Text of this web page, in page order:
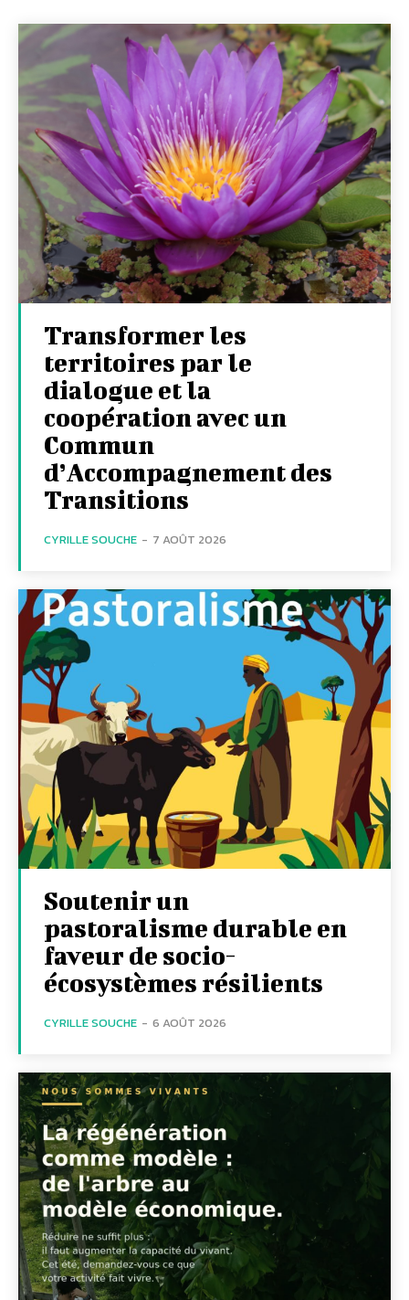
Transformer les
territoires par le
dialogue et la
coopération avec un
Commun
d’Accompagnement des
Transitions
CYRILLE SOUCHE - 7 AOÛT 2026
Soutenir un
pastoralisme durable en
faveur de socio-
écosystèmes résilients
CYRILLE SOUCHE - 6 AOÛT 2026